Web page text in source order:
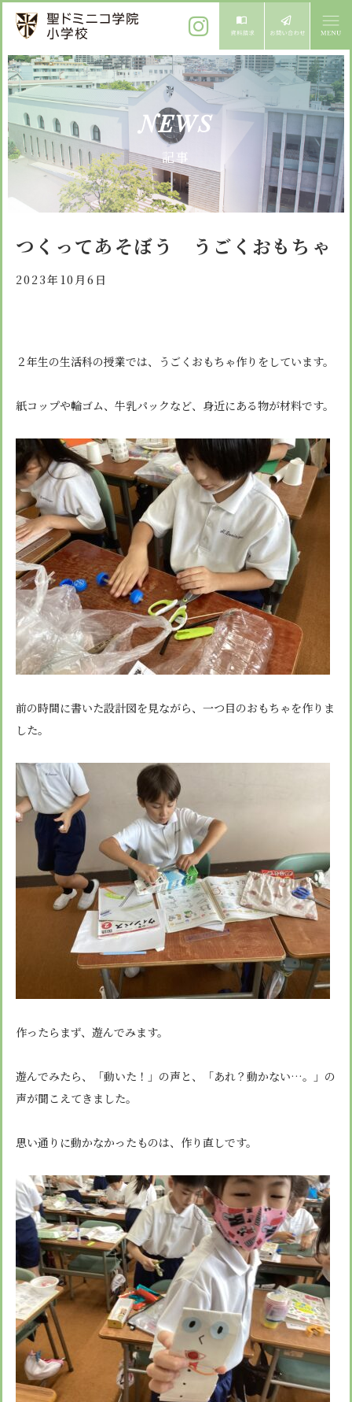
ご挨拶
校長メッセージ
先生からメッセージ
教育方針
教育方針 心・礼・知
心の育成
礼の育成
知の育成
募集案内
体験入学
諸届出用紙
学校紹介
学校生活
学校紹介ムービー
通学用ランドセルについて
施設紹介
安心・安全
アクセス
個人情報保護方針
寄付金の募集
follow us
NEWS
記事
つくってあそぼう うごくおもちゃ
2023年10月6日
２年生の生活科の授業では、うごくおもちゃ作りをしています。
紙コップや輪ゴム、牛乳パックなど、身近にある物が材料です。
前の時間に書いた設計図を見ながら、一つ目のおもちゃを作りま
した。
作ったらまず、遊んでみます。
遊んでみたら、「動いた！」の声と、「あれ？動かない…。」の
声が聞こえてきました。
思い通りに動かなかったものは、作り直しです。